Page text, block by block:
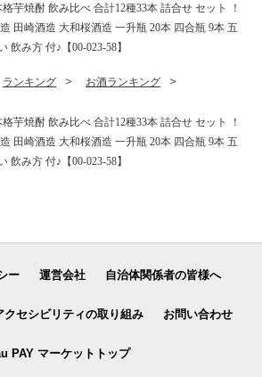
芋焼酎 飲み比べ 合計12種33本 詰合せ セット ！
田崎酒造 大和桜酒造 一升瓶 20本 四合瓶 9本 五
飲み方 付♪【00-023-58】
ランキング
お酒ランキング
芋焼酎 飲み比べ 合計12種33本 詰合せ セット ！
田崎酒造 大和桜酒造 一升瓶 20本 四合瓶 9本 五
飲み方 付♪【00-023-58】
ー 運営会社 自治体関係者の皆様へ
クセシビリティの取り組み お問い合わせ
PAY マーケットトップ